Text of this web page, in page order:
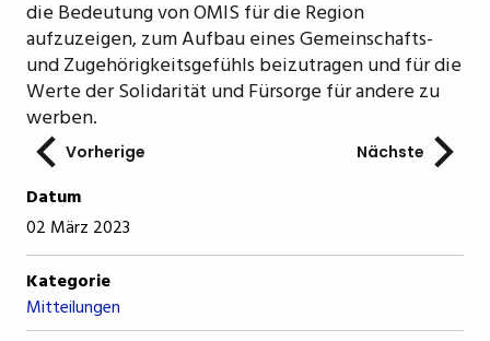
Datum
02 März 2023
Kategorie
Mitteilungen
die Bedeutung von OMIS für die Region
aufzuzeigen, zum Aufbau eines Gemeinschafts-
und Zugehörigkeitsgefühls beizutragen und für die
Werte der Solidarität und Fürsorge für andere zu
werben.
Vorherige Nächste